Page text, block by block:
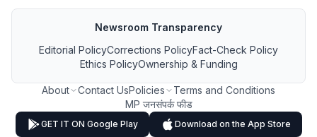
Newsroom Transparency
Editorial PolicyCorrections PolicyFact-Check Policy
Ethics PolicyOwnership & Funding
About Contact UsPolicies
Terms and Conditions
MP जनसंपर्क फीड
GET IT ON Google Play Download on the App Store